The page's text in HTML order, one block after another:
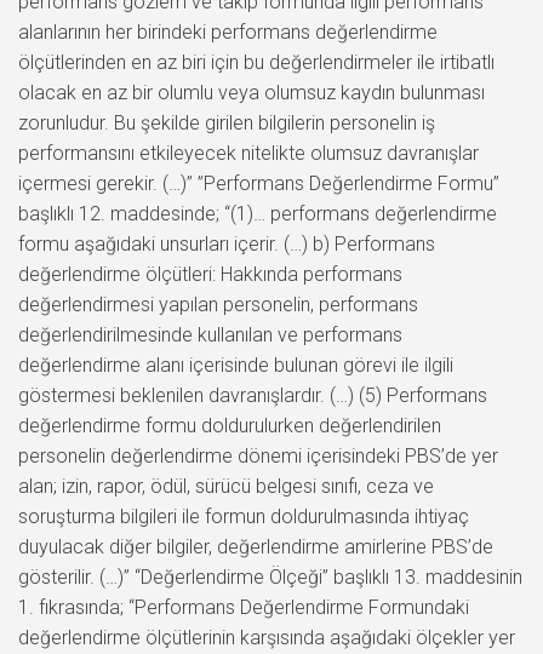
alanlarının her birindeki performans değerlendirme
ölçütlerinden en az biri için bu değerlendirmeler ile irtibatlı
olacak en az bir olumlu veya olumsuz kaydın bulunması
zorunludur. Bu şekilde girilen bilgilerin personelin iş
performansını etkileyecek nitelikte olumsuz davranışlar
içermesi gerekir. (…)” ”Performans Değerlendirme Formu”
başlıklı 12. maddesinde; “(1)… performans değerlendirme
formu aşağıdaki unsurları içerir. (…) b) Performans
değerlendirme ölçütleri: Hakkında performans
değerlendirmesi yapılan personelin, performans
değerlendirilmesinde kullanılan ve performans
değerlendirme alanı içerisinde bulunan görevi ile ilgili
göstermesi beklenilen davranışlardır. (…) (5) Performans
değerlendirme formu doldurulurken değerlendirilen
personelin değerlendirme dönemi içerisindeki PBS’de yer
alan; izin, rapor, ödül, sürücü belgesi sınıfı, ceza ve
soruşturma bilgileri ile formun doldurulmasında ihtiyaç
duyulacak diğer bilgiler, değerlendirme amirlerine PBS’de
gösterilir. (…)” “Değerlendirme Ölçeği” başlıklı 13. maddesinin
1. fıkrasında; “Performans Değerlendirme Formundaki
değerlendirme ölçütlerinin karşısında aşağıdaki ölçekler yer